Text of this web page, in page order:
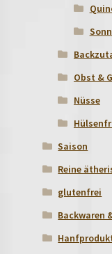
Obst &
Nüsse
Saison
Reine
glutenfrei
Backwaren